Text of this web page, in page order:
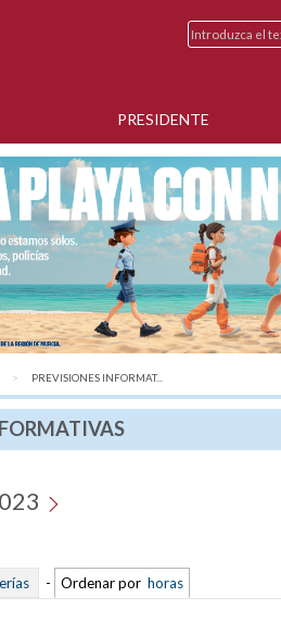
PRESIDENTE
AQUÍ:
PREVISIONES INFORMAT...
- Ordenar por horas